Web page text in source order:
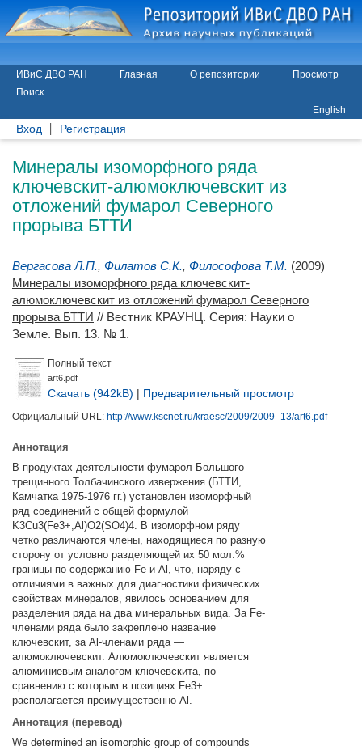
ИВиС ДВО РАН Главная О репозитории
Просмотр
Поиск
English
Вход Регистрация
Минералы изоморфного ряда
ключевскит-алюмоключевскит из
отложений фумарол Северного
прорыва БТТИ
Вергасова Л.П., Филатов С.К., Философова Т.М. (2009)
Минералы изоморфного ряда ключевскит-
алюмоключевскит из отложений фумарол Северного
прорыва БТТИ // Вестник КРАУНЦ. Серия: Науки о
Земле. Вып. 13. № 1.
Полный текст
art6.pdf
Скачать (942kB) | Предварительный просмотр
Официальный URL: http://www.kscnet.ru/kraesc/2009/2009_13/art6.pdf
Аннотация
В продуктах деятельности фумарол Большого
трещинного Толбачинского извержения (БТТИ,
Камчатка 1975-1976 гг.) установлен изоморфный
ряд соединений с общей формулой
K3Cu3(Fe3+,Al)O2(SO4)4. В изоморфном ряду
четко различаются члены, находящиеся по разную
сторону от условно разделяющей их 50 мол.%
границы по содержанию Fe и Al, что, наряду с
отличиями в важных для диагностики физических
свойствах минералов, явилось основанием для
разделения ряда на два минеральных вида. За Fe-
членами ряда было закреплено название
ключевскит, за Al-членами ряда —
алюмоключевскит. Алюмоключевскит является
алюминиевым аналогом ключевскита, по
сравнению с которым в позициях Fe3+
располагается преимущественно Al.
Аннотация (перевод)
We determined an isomorphic group of compounds